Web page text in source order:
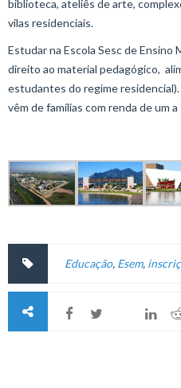
biblioteca, ateliês de arte,
vilas residenciais.
Estudar na Escola Sesc de
direito ao material pedagógico,
estudantes do regime
vêm de famílias com renda de um
Educação, Esem,